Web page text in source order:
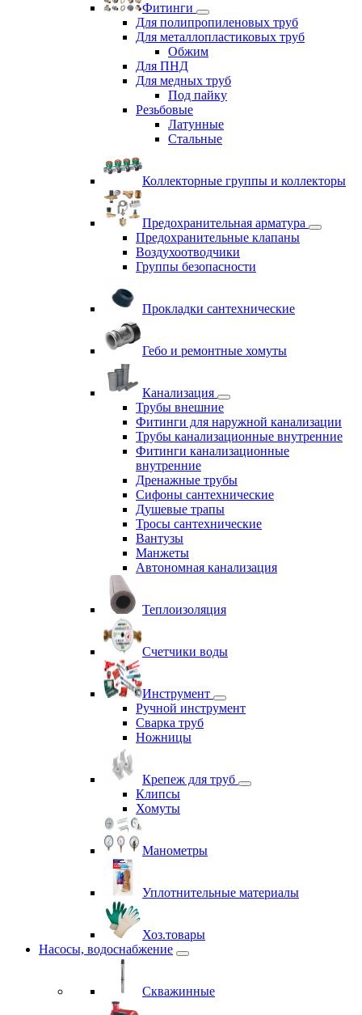
Фитинги
Для полипропиленовых труб
Для металлопластиковых труб
Обжим
Для ПНД
Для медных труб
Под пайку
Резьбовые
Латунные
Cтальные
Коллекторные группы и коллекторы
Предохранительная арматура
Предохранительные клапаны
Воздухоотводчики
Группы безопасности
Прокладки сантехнические
Гебо и ремонтные хомуты
Канализация
Трубы внешние
Фитинги для наружной канализации
Трубы канализационные внутренние
Фитинги канализационные
внутренние
Дренажные трубы
Сифоны сантехнические
Душевые трапы
Тросы сантехнические
Вантузы
Манжеты
Автономная канализация
Теплоизоляция
Счетчики воды
Инструмент
Ручной инструмент
Сварка труб
Ножницы
Крепеж для труб
Клипсы
Хомуты
Манометры
Уплотнительные материалы
Хоз.товары
Насосы, водоснабжение
Скважинные